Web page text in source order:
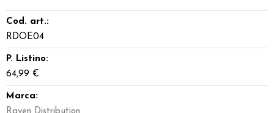
Cod. art.:
RDOE04
P. Listino:
64,99 €
Marca: